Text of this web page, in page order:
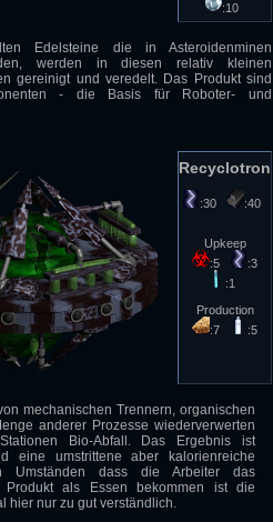
:10
Edelsteine die in Asteroidenminen
werden in diesen relativ kleinen
gereinigt und veredelt. Das Produkt sind
- die Basis für Roboter- und
Recyclotron
:30 :40
Upkeep
:5
:3
:1
Production
:7
:5
mechanischen Trennern, organischen
anderer Prozesse wiederverwerten
Bio-Abfall. Das Ergebnis ist
eine umstrittene aber kalorienreiche
Umständen dass die Arbeiter das
Produkt als Essen bekommen ist die
hier nur zu gut verständlich.